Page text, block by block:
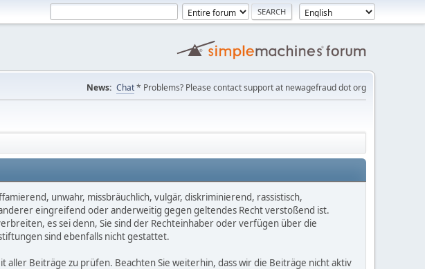
News: Chat* Problems? Please contact support at newagefraud dot org
unwahr, missbräuchlich, vulgär, diskriminierend, rassistisch,
eingreifend oder anderweitig gegen geltendes Recht verstoßend ist.
es sei denn, Sie sind der Rechteinhaber oder verfügen über die
sind ebenfalls nicht gestattet.
Beiträge zu prüfen. Beachten Sie weiterhin, dass wir die Beiträge nicht aktiv